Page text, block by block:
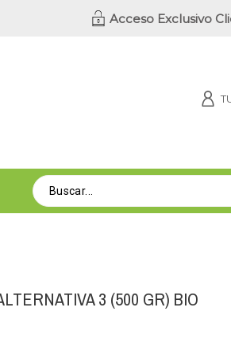
Acceso Exclusivo
3 (500 GR) BIO